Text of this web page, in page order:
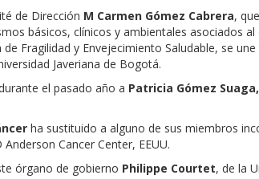
de Dirección M Carmen Gómez Cabrera,
básicos, clínicos y ambientales asociados al
Fragilidad y Envejecimiento Saludable, se
Javeriana de Bogotá.
el pasado año a Patricia Gómez Suaga,
ha sustituido a alguno de sus miembros
Cancer Center, EEUU.
órgano de gobierno Philippe Courtet, de la